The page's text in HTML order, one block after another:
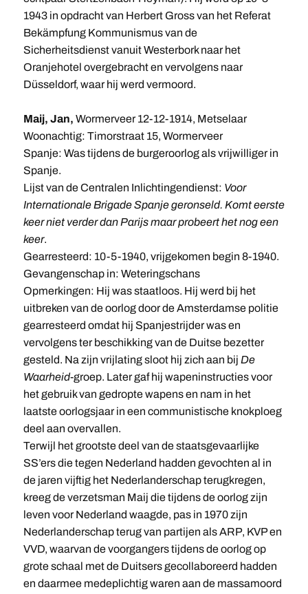
1943 in opdracht van Herbert Gross van het Referat
Bekämpfung Kommunismus van de
Sicherheitsdienst vanuit Westerbork naar het
Oranjehotel overgebracht en vervolgens naar
Düsseldorf, waar hij werd vermoord.
Maij, Jan, Wormerveer 12-12-1914, Metselaar
Woonachtig: Timorstraat 15, Wormerveer
Spanje: Was tijdens de burgeroorlog als vrijwilliger in
Spanje.
Lijst van de Centralen Inlichtingendienst: Voor
Internationale Brigade Spanje geronseld. Komt eerste
keer niet verder dan Parijs maar probeert het nog een
keer.
Gearresteerd: 10-5-1940, vrijgekomen begin 8-1940.
Gevangenschap in: Weteringschans
Opmerkingen: Hij was staatloos. Hij werd bij het
uitbreken van de oorlog door de Amsterdamse politie
gearresteerd omdat hij Spanjestrijder was en
vervolgens ter beschikking van de Duitse bezetter
gesteld. Na zijn vrijlating sloot hij zich aan bij De
Waarheid-groep. Later gaf hij wapeninstructies voor
het gebruik van gedropte wapens en nam in het
laatste oorlogsjaar in een communistische knokploeg
deel aan overvallen.
Terwijl het grootste deel van de staatsgevaarlijke
SS’ers die tegen Nederland hadden gevochten al in
de jaren vijftig het Nederlanderschap terugkregen,
kreeg de verzetsman Maij die tijdens de oorlog zijn
leven voor Nederland waagde, pas in 1970 zijn
Nederlanderschap terug van partijen als ARP, KVP en
VVD, waarvan de voorgangers tijdens de oorlog op
grote schaal met de Duitsers gecollaboreerd hadden
en daarmee medeplichtig waren aan de massamoord